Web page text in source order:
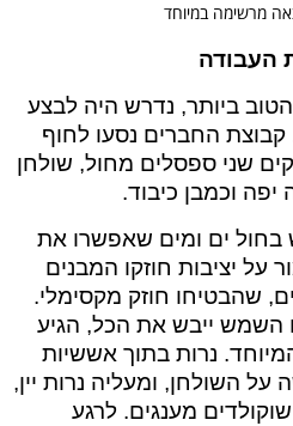
במיוחד
העבודה
ביותר, נדרש היה לבצע
החברים נסעו לחוף
שני ספסלים מחול, שולחן
יפה וכמבן כיבוד.
בחול ים ומים שאפשרו את
יציבות חוזקו המבנים
שהבטיחו חוזק מקסימלי.
השמש ייבש את הכל, הגיע
נרות בתוך אששיות
השולחן, ומעליה נרות יין,
מענגים. לרגע